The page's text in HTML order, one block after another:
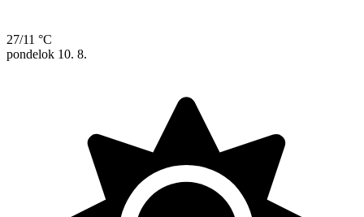
27/11 °C
pondelok 10. 8.